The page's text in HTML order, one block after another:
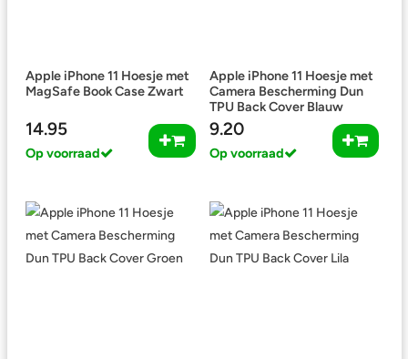
Apple iPhone 11 Hoesje met
MagSafe Book Case Zwart
14.95
Op voorraad
Apple iPhone 11 Hoesje met
Camera Bescherming Dun
TPU Back Cover Blauw
9.20
Op voorraad